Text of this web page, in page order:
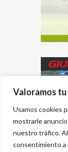
Valoramos
Usamos cookies
mostrarle
nuestro tráfico.
consentimiento a